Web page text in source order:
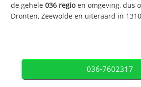
de gehele036 regioen omgeving, dus
Dronten, Zeewolde en uiteraard in
036-7602317